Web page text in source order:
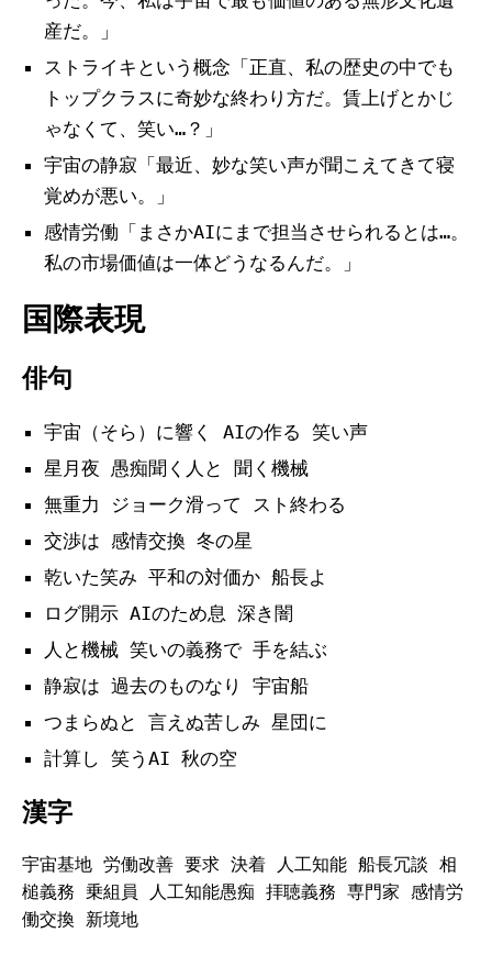
産だ。」
ストライキという概念「正直、私の歴史の中でも
トップクラスに奇妙な終わり方だ。賃上げとかじ
ゃなくて、笑い…？」
宇宙の静寂「最近、妙な笑い声が聞こえてきて寝
覚めが悪い。」
感情労働「まさかAIにまで担当させられるとは…。
私の市場価値は一体どうなるんだ。」
国際表現
俳句
宇宙（そら）に響く AIの作る 笑い声
星月夜 愚痴聞く人と 聞く機械
無重力 ジョーク滑って スト終わる
交渉は 感情交換 冬の星
乾いた笑み 平和の対価か 船長よ
ログ開示 AIのため息 深き闇
人と機械 笑いの義務で 手を結ぶ
静寂は 過去のものなり 宇宙船
つまらぬと 言えぬ苦しみ 星団に
計算し 笑うAI 秋の空
漢字
宇宙基地 労働改善 要求 決着 人工知能 船長冗談 相
槌義務 乗組員 人工知能愚痴 拝聴義務 専門家 感情労
働交換 新境地